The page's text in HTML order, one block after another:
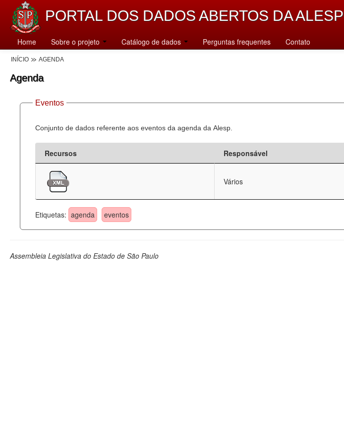
PORTAL DOS DADOS ABERTOS DA ALESP
Home Sobre o projeto Catálogo de dados Perguntas frequentes Contato
INÍCIO AGENDA
Agenda
Eventos
Conjunto de dados referente aos eventos da agenda da Alesp.
Recursos Responsável
Vários
Etiquetas: agenda eventos
Assembleia Legislativa do Estado de São Paulo